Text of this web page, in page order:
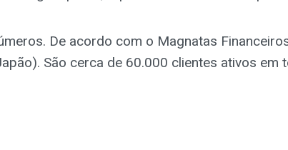
De acordo com o Magnatas
São cerca de 60.000 clientes ativos em